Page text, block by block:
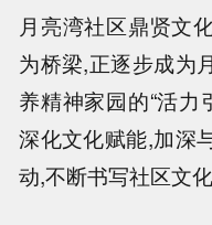
月亮湾社区鼎贤文
为桥梁,正逐步成为
养精神家园的“活力
深化文化赋能,加深
动,不断书写社区文